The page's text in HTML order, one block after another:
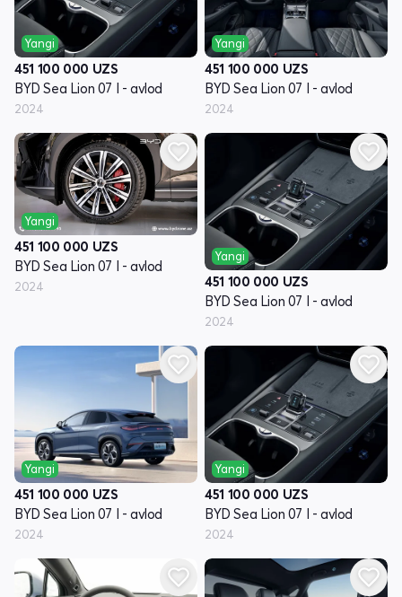
Yangi
451 100 000 UZS
BYD Sea Lion 07 I - avlod
2024
Yangi
451 100 000 UZS
BYD Sea Lion 07 I - avlod
2024
Yangi
451 100 000 UZS
BYD Sea Lion 07 I - avlod
2024
Yangi
451 100 000 UZS
BYD Sea Lion 07 I - avlod
2024
Yangi
451 100 000 UZS
BYD Sea Lion 07 I - avlod
2024
Yangi
451 100 000 UZS
BYD Sea Lion 07 I - avlod
2024